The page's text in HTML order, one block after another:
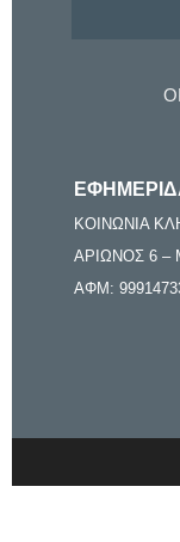
ΚΟΙΝΩΝΙΑ
ΑΡΙΩΝΟΣ 6 –
ΑΦΜ: